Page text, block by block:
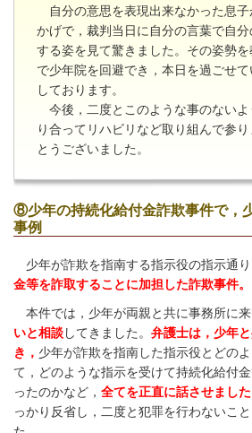
自分の意思を表現出来なかった息子
かげで，裁判当日に自分の言葉で自
する姿を見て驚きました。その姿勢
で少年院を回避でき，本日を過ごせ
しております。
今後，二度とこのような事のないよ
り合ってリハビリなど取り組んで参
とうございました。
⑧少年の持続化給付金詐欺事件で，
事例
少年が詐欺を指南する指示役の指示通
金等を詐取することに加担した詐欺事件。
本件では，少年が両親と共に事務所に来
いと相談してきました。 弁護士は，少年
き， 少年が詐欺を指南した指示役とどの
て，どのような指示を受けて持続化給付
ったのかなど， 全てを正直に話させました
っかり反省し，二度と犯罪を行わないこ